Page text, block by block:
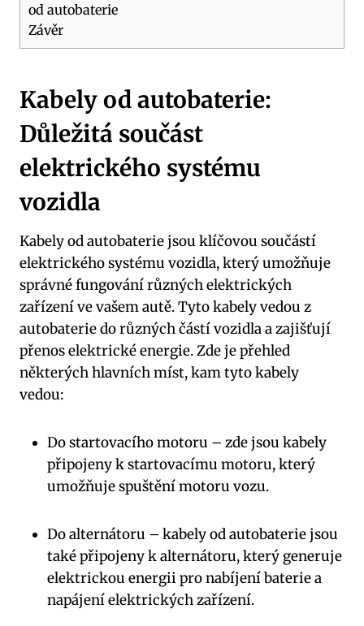
od autobaterie
Závěr
Kabely od autobaterie:
Důležitá součást
elektrického systému
vozidla
Kabely od autobaterie jsou klíčovou součástí
elektrického systému vozidla, který umožňuje
správné fungování různých elektrických
zařízení ve vašem autě. Tyto kabely vedou z
autobaterie do různých částí vozidla a zajišťují
přenos elektrické energie. Zde je přehled
některých hlavních míst, kam tyto kabely
vedou:
Do startovacího motoru – zde jsou kabely
připojeny k startovacímu motoru, který
umožňuje spuštění motoru vozu.
Do alternátoru – kabely od autobaterie jsou
také připojeny k alternátoru, který generuje
elektrickou energii pro nabíjení baterie a
napájení elektrických zařízení.